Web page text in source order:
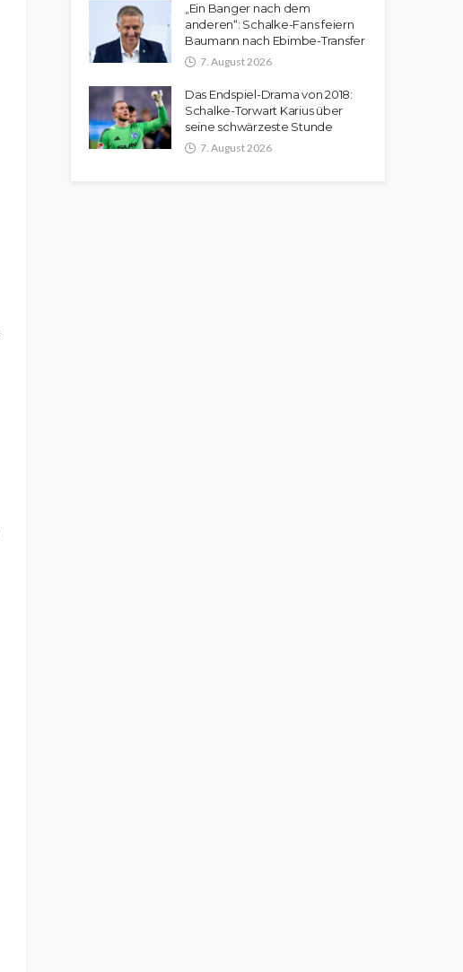
„Ein Banger nach dem
anderen“: Schalke-Fans feiern
Baumann nach Ebimbe-Transfer
7. August 2026
Das Endspiel-Drama von 2018:
Schalke-Torwart Karius über
seine schwärzeste Stunde
7. August 2026